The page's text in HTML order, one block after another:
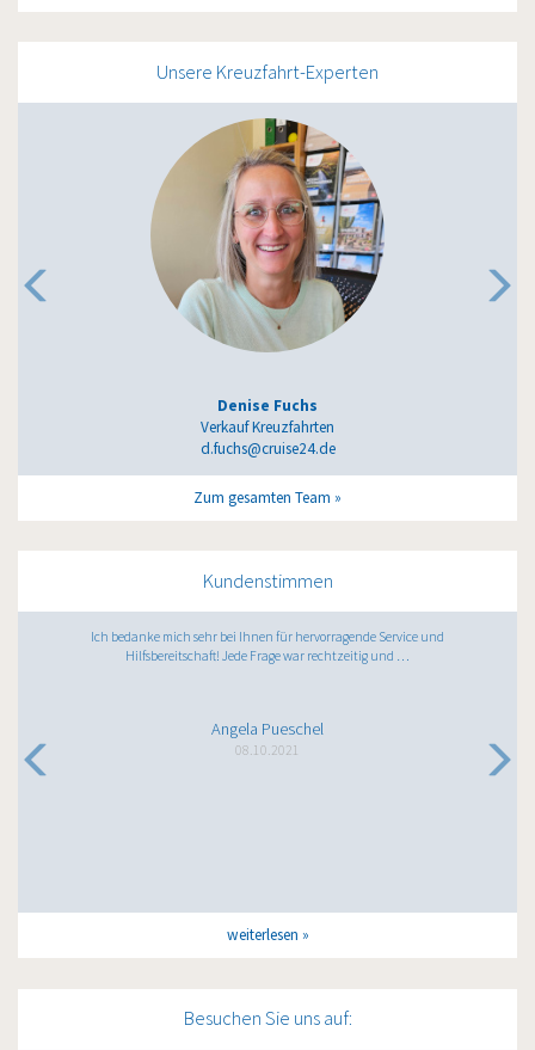
Unsere Kreuzfahrt-Experten
Denise Fuchs
Verkauf Kreuzfahrten
d.fuchs@cruise24.de
Zum gesamten Team
Kundenstimmen
Ich bedanke mich sehr bei Ihnen für hervorragende Service und
Hilfsbereitschaft! Jede Frage war rechtzeitig und …
Angela Pueschel
08.10.2021
weiterlesen
Besuchen Sie uns auf: